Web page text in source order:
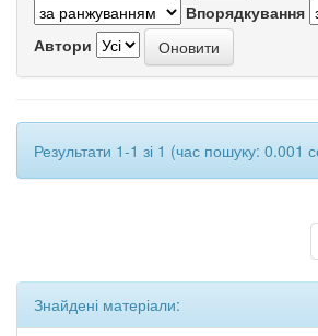
Впорядкування
Автори
Результати 1-1 зі 1 (час пошуку: 0.001
Знайдені матеріали: